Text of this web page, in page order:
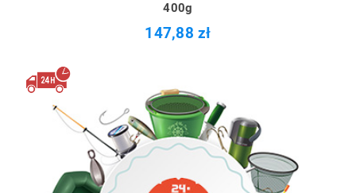
400g
147,88 zł